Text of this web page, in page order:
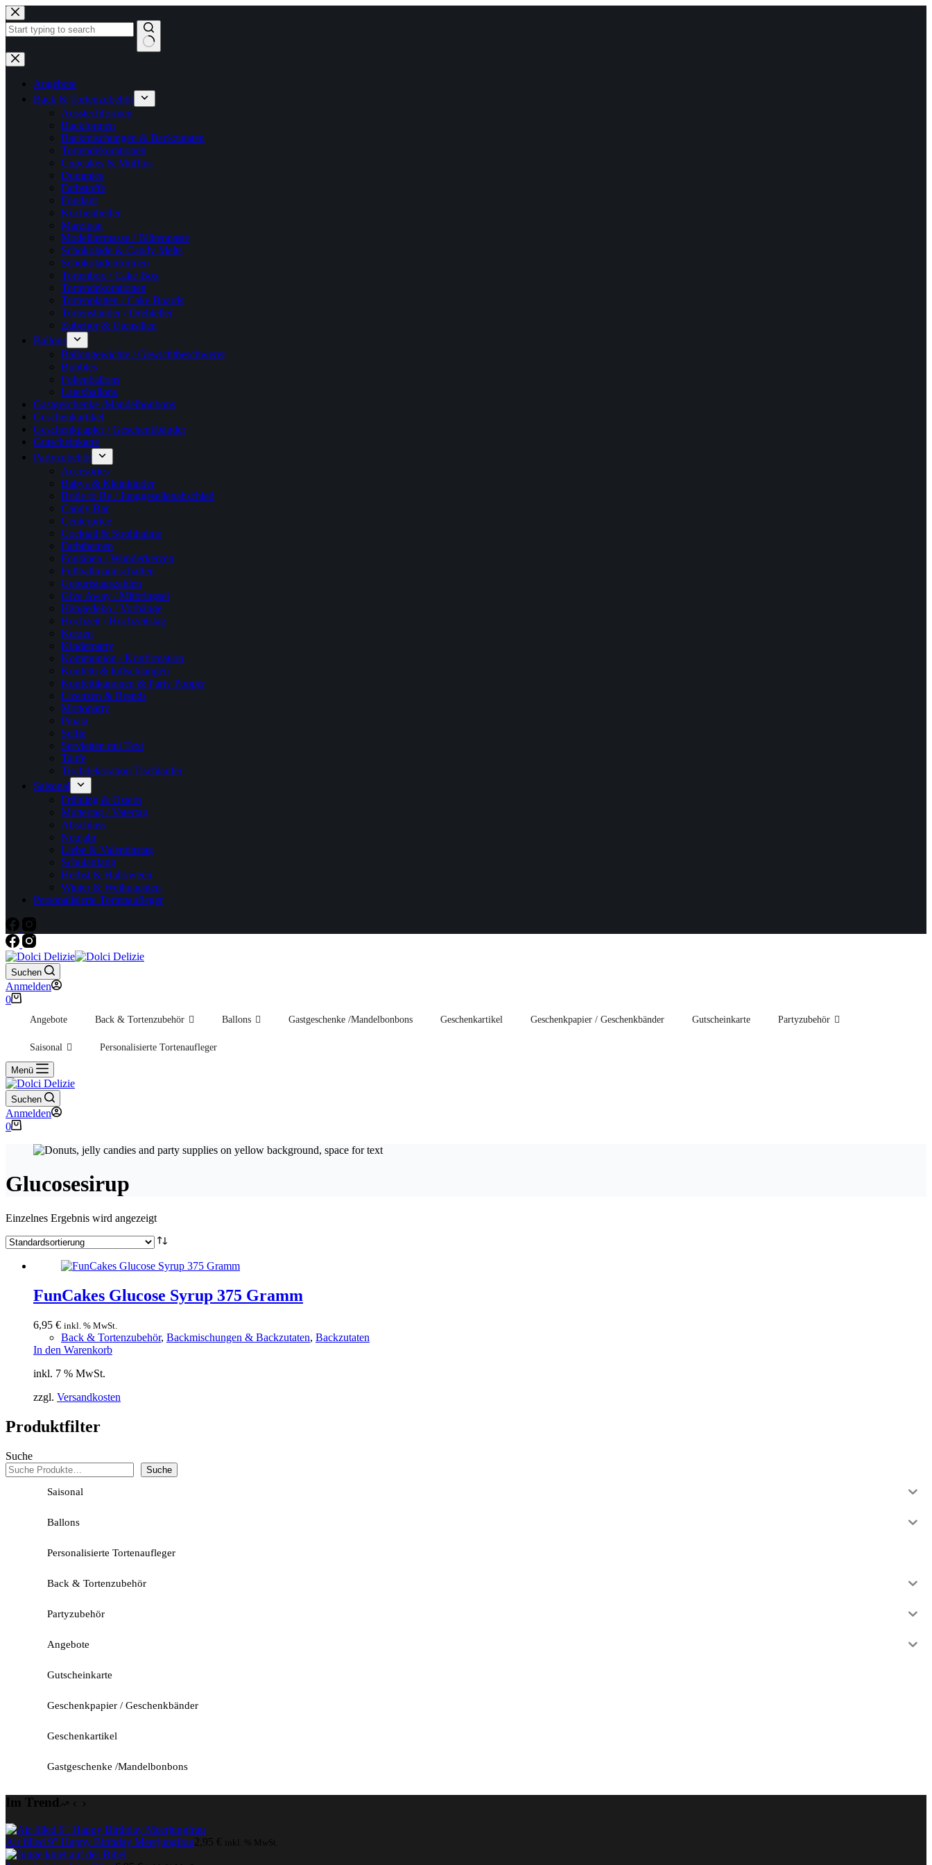
Zum
Inhalt
springen
Keine
Ergebnisse
Angebote
Back & Tortenzubehör
Ausstechformen
Backformen
Backmischungen & Backzutaten
Tortendekorationen
Cupcakes & Muffins
Dummies
Farbstoffe
Fondant
Küchenhelfer
Marzipan
Modelliermasse / Blütenpaste
Schokolade & Candy Melts
Schokoladenformen
Tortenbox / Cake Box
Tortendekorationen
Tortenplatten / Cake Boards
Tortenständer / Drehteller
Zubehör & Utensilien
Ballons
Ballongewichte / Gewichtbeschwerer
Bubbles
Folienballons
Latexballons
Gastgeschenke /Mandelbonbons
Geschenkartikel
Geschenkpapier / Geschenkbänder
Gutscheinkarte
Partyzubehör
Accesories
Babys & Kleinkinder
Bride to Be / Junggesellenabschied
Candy Bar
Centerprice
Cocktail & Strohhalme
Farbthemen
Fontänen / Wunderkerzen
Fußballmannschaften
Geburtstagszahlen
Give Away / Mitbringsel
Hängedeko / Vorhänge
Hochzeit / Hochzeitstag
Kerzen
Kinderparty
Kommunion / Konfirmation
Konfetti & luftschlangen
Konfettikanonen & Party Popper
Lizenzen & Brands
Mottoparty
Pinata
Selfie
Servietten mit Text
Taufe
Tischdekoration Tischläufer
Saisonal
Frühling & Ostern
Muttertag / Vatertag
Abschluss
Neujahr
Liebe & Valentinstag
Schulanfang
Herbst & Halloween
Winter & Weihnachten
Personalisierte Tortenaufleger
Suchen
Anmelden
Warenkorb
0
Angebote Back & Tortenzubehör Ballons Gastgeschenke /Mandelbonbons Geschenkartikel Geschenkpapier / Geschenkbänder Gutscheinkarte Partyzubehör
Saisonal Personalisierte Tortenaufleger
Menü
Suchen
Anmelden
Warenkorb
0
Glucosesirup
Einzelnes Ergebnis wird angezeigt
FunCakes Glucose Syrup 375 Gramm
6,95 € inkl. % MwSt.
Back & Tortenzubehör, Backmischungen & Backzutaten, Backzutaten
In den Warenkorb
inkl. 7 % MwSt.
zzgl. Versandkosten
Produktfilter
Suche
Suche
Saisonal
Ballons
Personalisierte Tortenaufleger
Back & Tortenzubehör
Partyzubehör
Angebote
Gutscheinkarte
Geschenkpapier / Geschenkbänder
Geschenkartikel
Gastgeschenke /Mandelbonbons
Im Trend
Air filled 9″ Happy Birthday Meerjungfrau 2,95 € inkl. % MwSt.